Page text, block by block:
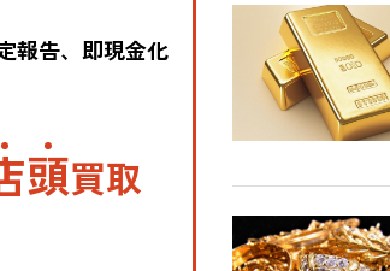
報告、即現金化
頭買取